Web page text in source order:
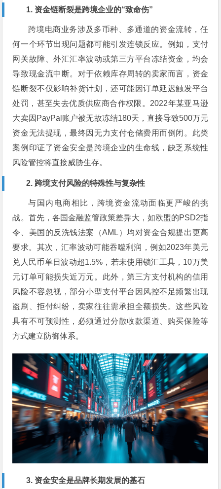
1. 资金链断裂是跨境企业的“致命伤”
跨境电商业务涉及多币种、多通道的资金流转，任
何一个环节出现问题都可能引发连锁反应。例如，支付
网关故障、外汇汇率波动或第三方平台冻结资金，均会
导致现金流中断。对于依赖库存周转的卖家而言，资金
链断裂不仅影响补货计划，还可能因订单延迟触发平台
处罚，甚至失去优质供应商合作权限。2022年某亚马逊
大卖因PayPal账户被无故冻结180天，直接导致500万元
资金无法提现，最终因无力支付仓储费用而倒闭。此类
案例印证了资金安全是跨境企业的生命线，缺乏系统性
风险管控将直接威胁生存。
2. 跨境支付风险的特殊性与复杂性
与国内电商相比，跨境资金流动面临更严峻的挑
战。首先，各国金融监管政策差异大，如欧盟的PSD2指
令、美国的反洗钱法案（AML）均对资金合规提出更高
要求。其次，汇率波动可能吞噬利润，例如2023年美元
兑人民币单日波动超1.5%，若未使用锁汇工具，10万美
元订单可能损失近万元。此外，第三方支付机构的信用
风险不容忽视，部分小型支付平台因风控不足频繁出现
盗刷、拒付纠纷，卖家往往需承担全额损失。这些风险
具有不可预测性，必须通过分散收款渠道、购买保险等
方式建立防御体系。
3. 资金安全是品牌长期发展的基石